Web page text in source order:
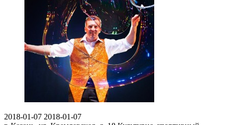
2018-01-07 2018-01-07